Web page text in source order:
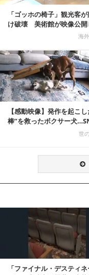
「ゴッホの椅子」観光客
け破壊 美術館が映像公開
海
【感動映像】発作を起こ
棒”を救ったボクサー犬
世
「ファイナル・デスティ
記